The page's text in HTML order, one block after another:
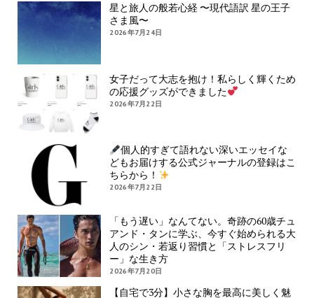
星と旅人の般若心経 〜現代語訳 星の王子
さま風〜
2026年7月24日
女子だって大志を抱け！私らしく輝くため
の応援グッズができました
2026年7月22日
個人的すぎて語れない深いエッセイな
どもお届けする公式ジャーナルの登録はこ
ちらから！
2026年7月22日
「もう遅い」なんてない。奇跡の60歳チュ
アンド・タンに学ぶ、今すぐ始められる大
人のシン・若返り習慣と「ストレスフリ
ー」な生き方
2026年7月20日
【自宅で3分】小さな胸を最高に美しく魅